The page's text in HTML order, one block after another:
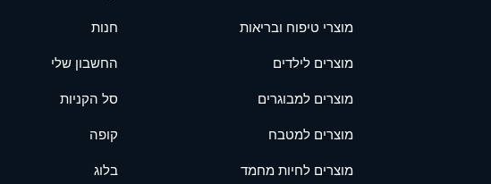
מוצרי טיפוח ובריאות
מוצרים לילדים
מוצרים למבוגרים
מוצרים למטבח
מוצרים לחיות מחמד
חנות
החשבון שלי
סל הקניות
קופה
בלוג